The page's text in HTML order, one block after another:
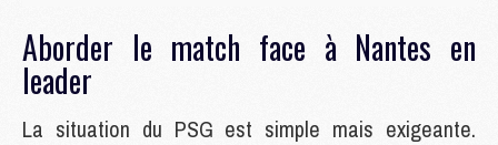
Aborder le match face à Nantes en
leader
La situation du PSG est simple mais exigeante.